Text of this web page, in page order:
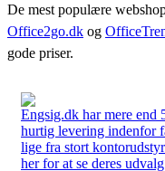
De mest populære
Office2go.dk og
gode priser.
Engsig.dk har mere end
hurtig levering indenfor
lige fra stort
her for at se deres